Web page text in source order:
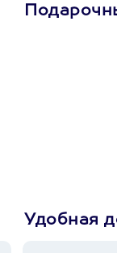
Удобная